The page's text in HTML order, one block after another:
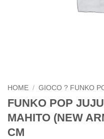
HOME / GIOCO ? FUNKO
FUNKO POP
MAHITO (NEW
CM